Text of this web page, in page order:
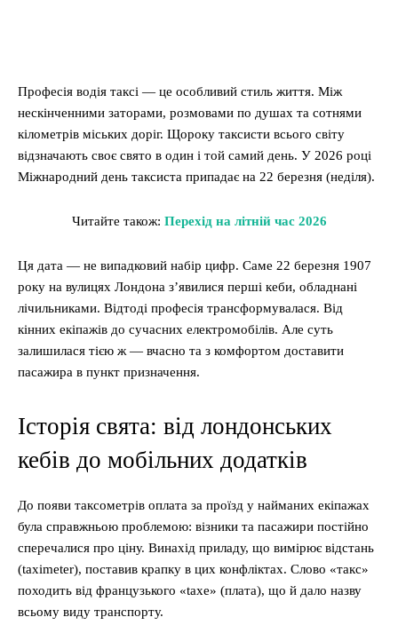
Професія водія таксі — це особливий стиль життя. Між
нескінченними заторами, розмовами по душах та сотнями
кілометрів міських доріг. Щороку таксисти всього світу
відзначають своє свято в один і той самий день. У 2026 році
Міжнародний день таксиста припадає на 22 березня (неділя).
Читайте також: Перехід на літній час 2026
Ця дата — не випадковий набір цифр. Саме 22 березня 1907
року на вулицях Лондона з’явилися перші кеби, обладнані
лічильниками. Відтоді професія трансформувалася. Від
кінних екіпажів до сучасних електромобілів. Але суть
залишилася тією ж — вчасно та з комфортом доставити
пасажира в пункт призначення.
Історія свята: від лондонських
кебів до мобільних додатків
До появи таксометрів оплата за проїзд у найманих екіпажах
була справжньою проблемою: візники та пасажири постійно
сперечалися про ціну. Винахід приладу, що вимірює відстань
(taximeter), поставив крапку в цих конфліктах. Слово «такс»
походить від французького «taxe» (плата), що й дало назву
всьому виду транспорту.